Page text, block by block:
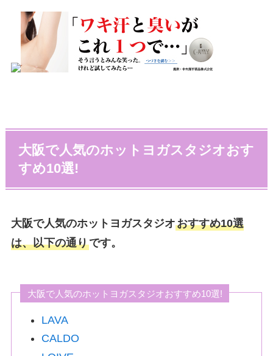
大阪で人気のホットヨガスタジオおす
すめ10選!
大阪で人気のホットヨガスタジオおすすめ10選
は、以下の通りです。
大阪で人気のホットヨガスタジオおすすめ10選!
LAVA
CALDO